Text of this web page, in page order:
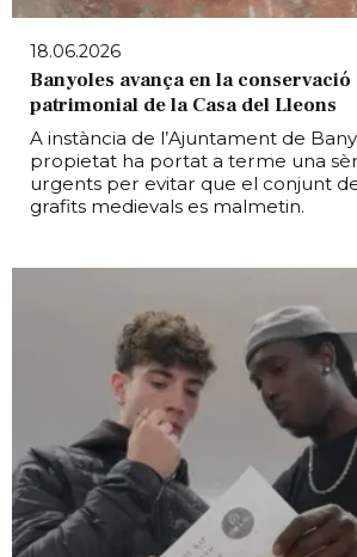
18.06.2026
Banyoles avança en la
patrimonial de la Casa del Lleons
A instància de l’Ajuntament de
propietat ha portat a terme una
urgents per evitar que el conjunt
grafits medievals es malmetin.